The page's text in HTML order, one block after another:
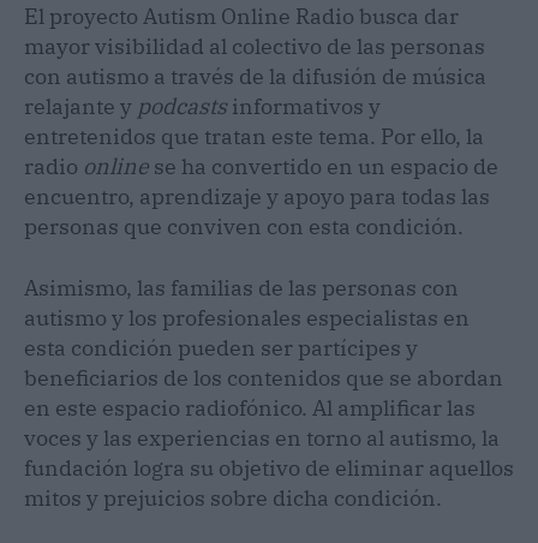
El proyecto Autism Online Radio busca dar
mayor visibilidad al colectivo de las personas
con autismo a través de la difusión de música
relajante y podcastsinformativos y
entretenidos que tratan este tema. Por ello, la
radio online se ha convertido en un espacio de
encuentro, aprendizaje y apoyo para todas las
personas que conviven con esta condición.
Asimismo, las familias de las personas con
autismo y los profesionales especialistas en
esta condición pueden ser partícipes y
beneficiarios de los contenidos que se abordan
en este espacio radiofónico. Al amplificar las
voces y las experiencias en torno al autismo, la
fundación logra su objetivo de eliminar aquellos
mitos y prejuicios sobre dicha condición.